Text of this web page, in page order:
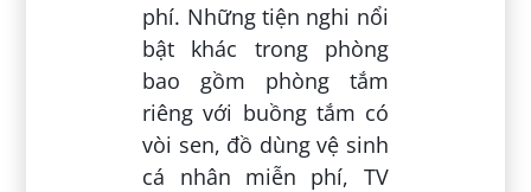
phí. Những tiện nghi nổi
bật khác trong phòng
bao gồm phòng tắm
riêng với buồng tắm có
vòi sen, đồ dùng vệ sinh
cá nhân miễn phí, TV